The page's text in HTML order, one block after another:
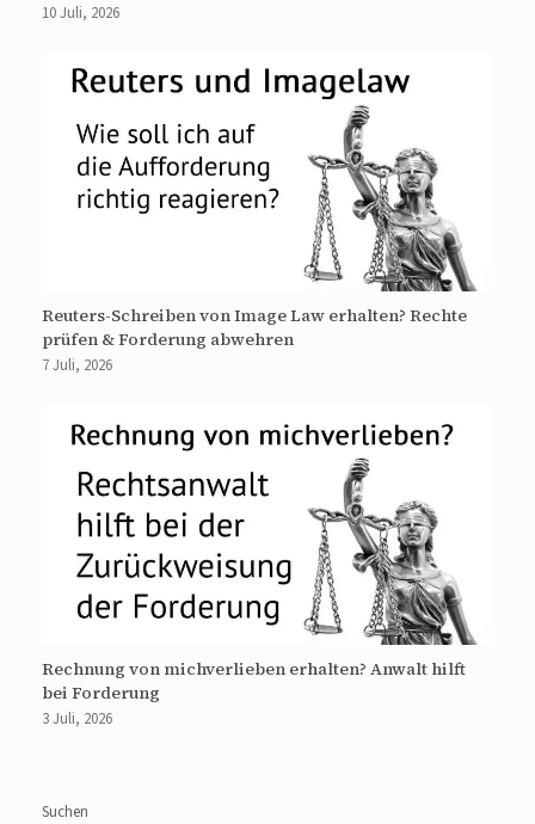
10 Juli, 2026
Reuters-Schreiben von Image Law erhalten? Rechte
prüfen & Forderung abwehren
7 Juli, 2026
Rechnung von michverlieben erhalten? Anwalt hilft
bei Forderung
3 Juli, 2026
Suchen